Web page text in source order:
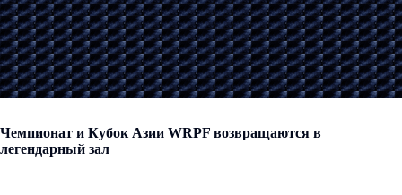
Чемпионат и Кубок Азии WRPF возвращаются в
легендарный зал